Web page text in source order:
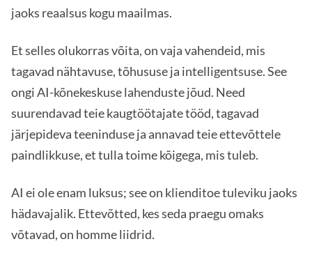
jaoks reaalsus kogu maailmas.
Et selles olukorras võita, on vaja vahendeid, mis
tagavad nähtavuse, tõhususe ja intelligentsuse. See
ongi AI-kõnekeskuse lahenduste jõud. Need
suurendavad teie kaugtöötajate tööd, tagavad
järjepideva teeninduse ja annavad teie ettevõttele
paindlikkuse, et tulla toime kõigega, mis tuleb.
AI ei ole enam luksus; see on klienditoe tuleviku jaoks
hädavajalik. Ettevõtted, kes seda praegu omaks
võtavad, on homme liidrid.